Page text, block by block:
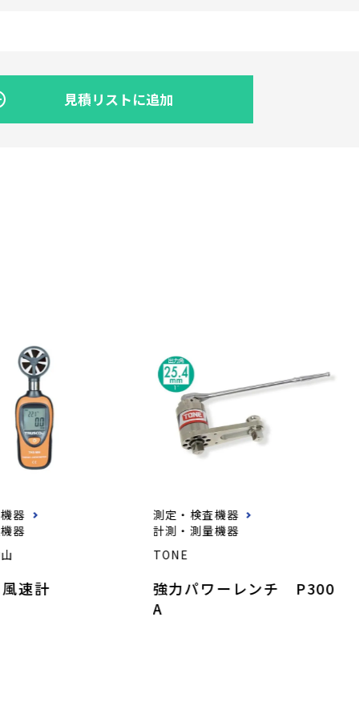
見積リストに追加
器
器
速計
測定・検査機器
計測・測量機器
TONE
強力パワーレンチ P300
A